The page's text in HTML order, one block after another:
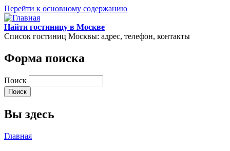
Перейти к основному содержанию
Найти гостиницу в Москве
Список гостиниц Москвы: адрес, телефон, контакты
Форма поиска
Поиск
Вы здесь
Главная